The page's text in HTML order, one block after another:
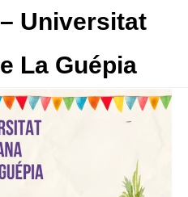
Universitat
La Guépia